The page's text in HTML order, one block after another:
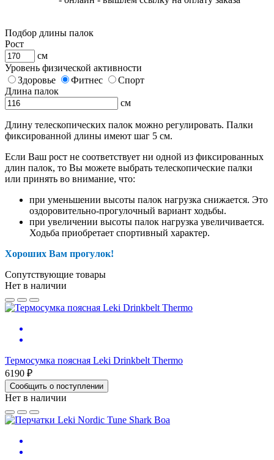
Подбор длины палок
Рост
см
Уровень физической активности
Здоровье
Фитнес
Спорт
Длина палок
см
Длину телескопических палок можно регулировать. Палки
фиксированной длины имеют шаг 5 см.
Если Ваш рост не соответствует ни одной из фиксированных
длин палок, то Вы можете выбрать телескопические палки
или принять во внимание, что:
при уменьшении высоты палок нагрузка снижается. Это
оздоровительно-прогулочный вариант ходьбы.
при увеличении высоты палок нагрузка увеличивается.
Ходьба приобретает спортивный характер.
Хороших Вам прогулок!
Сопутствующие товары
Нет в наличии
Термосумка поясная Leki Drinkbelt Thermo
6190 ₽
Сообщить о поступлении
Нет в наличии